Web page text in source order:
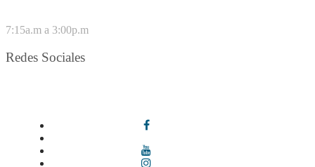
7:15a.m a 3:00p.m
Redes Sociales